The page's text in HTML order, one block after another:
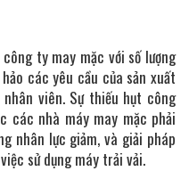
ty may mặc với số lượng
các yêu cầu của sản xuất
viên. Sự thiếu hụt công
các nhà máy may mặc phải
nhân lực giảm, và giải pháp
sử dụng máy trải vải.